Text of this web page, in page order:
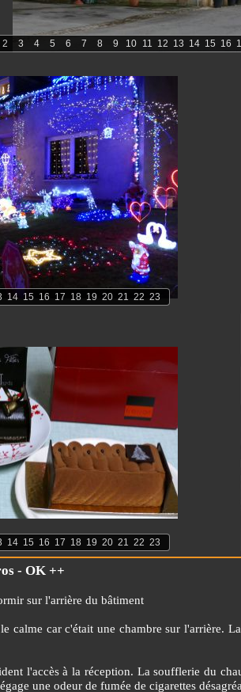
2 3 4 5 6 7 8 9 10 11 12 13 14 15 16
- OK ++
sur l'arrière du bâtiment
calme car c'était une chambre sur l'arrière.
l'accès à la réception. La soufflerie du
une odeur de fumée de cigarettes
14 15 16 17 18 19 20 21 22 23
14 15 16 17 18 19 20 21 22 23